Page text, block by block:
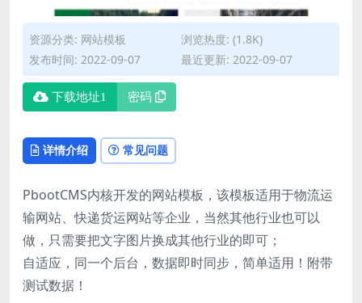
资源分类: 网站模板
浏览热度: (1.8K)
发布时间: 2022-09-07
最近更新: 2022-09-07
下载地址1 密码
详情介绍 常见问题
PbootCMS内核开发的网站模板，该模板适用于物流运
输网站、快递货运网站等企业，当然其他行业也可以
做，只需要把文字图片换成其他行业的即可；
自适应，同一个后台，数据即时同步，简单适用！附带
测试数据！